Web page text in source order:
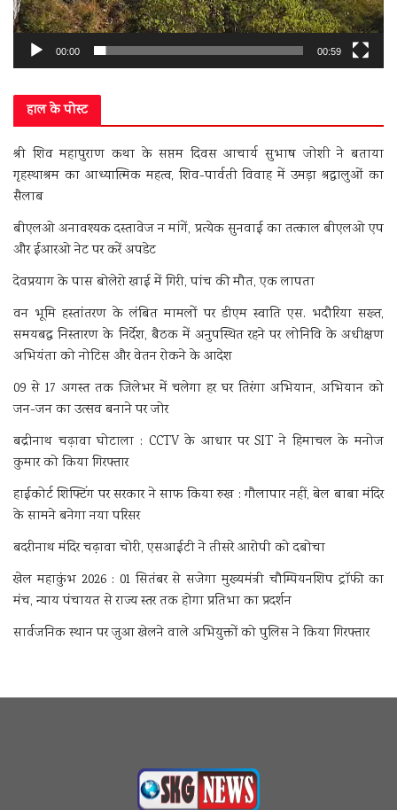
00:00 00:59
हाल के पोस्ट
श्री शिव महापुराण कथा के सप्तम दिवस आचार्य सुभाष जोशी ने बताया
गृहस्थाश्रम का आध्यात्मिक महत्व, शिव-पार्वती विवाह में उमड़ा श्रद्धालुओं का
सैलाब
बीएलओ अनावश्यक दस्तावेज न मांगें, प्रत्येक सुनवाई का तत्काल बीएलओ एप
और ईआरओ नेट पर करें अपडेट
देवप्रयाग के पास बोलेरो खाई में गिरी, पांच की मौत, एक लापता
वन भूमि हस्तांतरण के लंबित मामलों पर डीएम स्वाति एस. भदौरिया सख्त,
समयबद्ध निस्तारण के निर्देश, बैठक में अनुपस्थित रहने पर लोनिवि के अधीक्षण
अभियंता को नोटिस और वेतन रोकने के आदेश
09 से 17 अगस्त तक जिलेभर में चलेगा हर घर तिरंगा अभियान, अभियान को
जन-जन का उत्सव बनाने पर जोर
बद्रीनाथ चढ़ावा घोटाला : CCTV के आधार पर SIT ने हिमाचल के मनोज
कुमार को किया गिरफ्तार
हाईकोर्ट शिफ्टिंग पर सरकार ने साफ किया रुख : गौलापार नहीं, बेल बाबा मंदिर
के सामने बनेगा नया परिसर
बदरीनाथ मंदिर चढ़ावा चोरी, एसआईटी ने तीसरे आरोपी को दबोचा
खेल महाकुंभ 2026 : 01 सितंबर से सजेगा मुख्यमंत्री चौम्पियनशिप ट्रॉफी का
मंच, न्याय पंचायत से राज्य स्तर तक होगा प्रतिभा का प्रदर्शन
सार्वजनिक स्थान पर जुआ खेलने वाले अभियुक्तों को पुलिस ने किया गिरफ्तार